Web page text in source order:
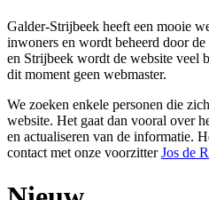
Galder-Strijbeek heeft een mooie
inwoners en wordt beheerd door
en Strijbeek wordt de website veel
dit moment geen webmaster.
We zoeken enkele personen die
website. Het gaat dan vooral over
en actualiseren van de informatie.
contact met onze voorzitterJos de